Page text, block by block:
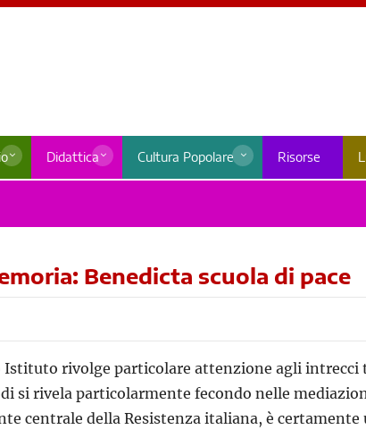
Didattica Cultura Popolare Risorse
Benedicta scuola di pace
Istituto rivolge particolare attenzione agli intrecci
si rivela particolarmente fecondo nelle
centrale della Resistenza italiana, è certamente